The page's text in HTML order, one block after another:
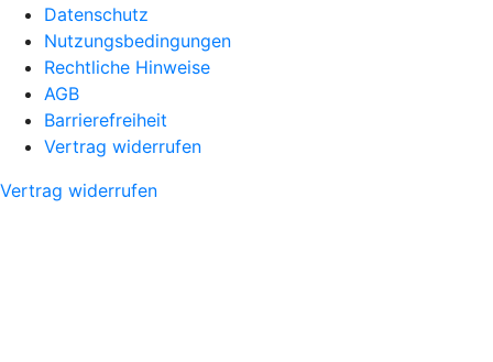
Datenschutz
Nutzungsbedingungen
Rechtliche Hinweise
AGB
Barrierefreiheit
Vertrag widerrufen
Vertrag widerrufen